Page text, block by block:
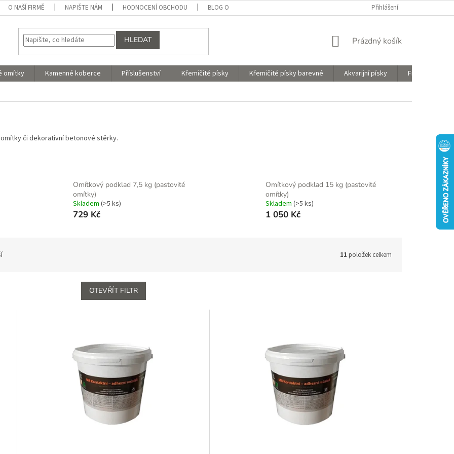
O NAŠÍ FIRMĚ NAPIŠTE NÁM HODNOCENÍ OBCHODU BLOG O PRODUKTECH OCHRANA OSOBNÍCH ÚDAJŮ
Přihlášení
HLEDAT
NÁKUPNÍ
Prázdný košík
omítky Kamenné koberce Příslušenství Křemičité písky Křemičité písky barevné Akvarijní písky
Filtrační písky
či dekorativní betonové stěrky.
Omítkový podklad 7,5 kg (pastovité
omítky)
Skladem(>5 ks)
729 Kč
Omítkový podklad 15 kg (pastovité
omítky)
Skladem (>5 ks)
1 050 Kč
11 položek celkem
OTEVŘÍT FILTR